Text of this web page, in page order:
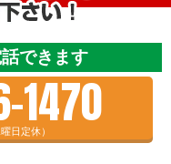
できます
1470
日定休）